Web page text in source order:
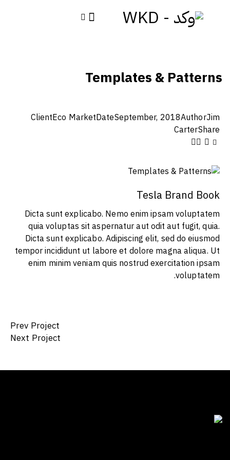
Templates & Patterns
Tesla Brand Book
Dicta sunt explicabo. Nemo enim ipsam voluptatem
quia voluptas sit aspernatur aut odit aut fugit, quia.
Dicta sunt explicabo. Adipiscing elit, sed do eiusmod
tempor incididunt ut labore et dolore magna aliqua. Ut
enim minim veniam quis nostrud exercitation ipsam
voluptatem.
ClientEco MarketDateSeptember, 2018AuthorJim
CarterShare
Prev Project
Next Project